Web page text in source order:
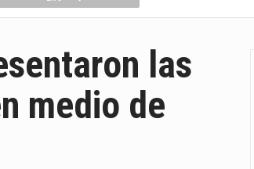
las
medio de